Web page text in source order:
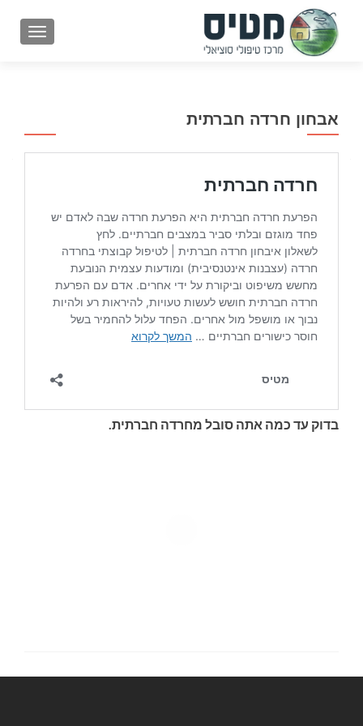
אבחון חרדה חברתית
בדוק עד כמה אתה סובל מחרדה חברתית.